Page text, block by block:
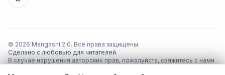
© 2026 Mangashi 2.0. Все права защищены.
Сделано с любовью для читателей.
В случае нарушения авторских прав, пожалуйста, свяжитесь с нами